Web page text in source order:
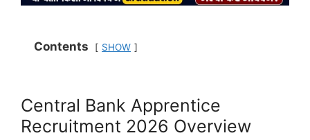
Contents SHOW
Central Bank Apprentice
Recruitment 2026 Overview